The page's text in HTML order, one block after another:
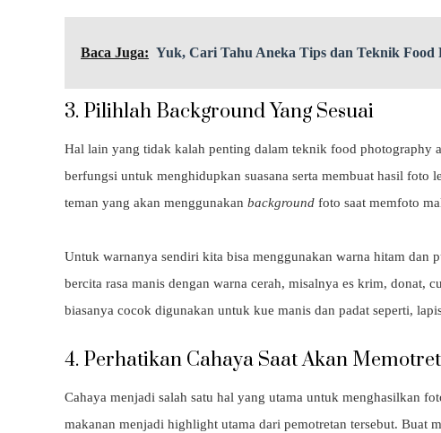
Baca Juga: Yuk, Cari Tahu Aneka Tips dan Teknik Food
3. Pilihlah Background Yang Sesuai
Hal lain yang tidak kalah penting dalam teknik food photography
berfungsi untuk menghidupkan suasana serta membuat hasil foto
teman yang akan menggunakan background foto saat memfoto
Untuk warnanya sendiri kita bisa menggunakan warna hitam dan
bercita rasa manis dengan warna cerah, misalnya es krim, donat,
biasanya cocok digunakan untuk kue manis dan padat seperti,
4. Perhatikan Cahaya Saat Akan Memotret
Cahaya menjadi salah satu hal yang utama untuk menghasilkan
makanan menjadi highlight utama dari pemotretan tersebut. Buat